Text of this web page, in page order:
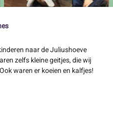
naar de Juliushoeve
zelfs kleine geitjes, die wij
waren er koeien en kalfjes!